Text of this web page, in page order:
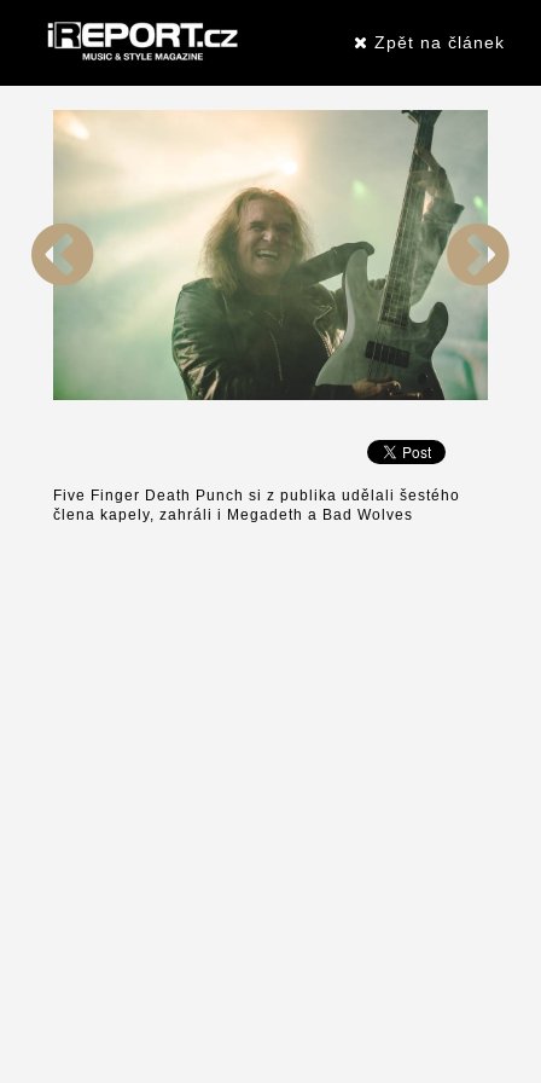
Zpět na článek
Five Finger Death Punch si z publika udělali šestého
člena kapely, zahráli i Megadeth a Bad Wolves